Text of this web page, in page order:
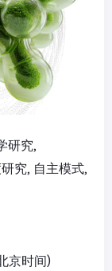
研究,
究, 自主模式,
京时间)